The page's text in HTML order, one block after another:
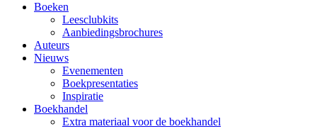
Boeken
Leesclubkits
Aanbiedingsbrochures
Auteurs
Nieuws
Evenementen
Boekpresentaties
Inspiratie
Boekhandel
Extra materiaal voor de boekhandel